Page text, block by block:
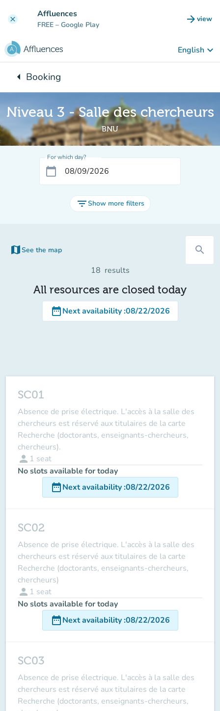
clear Affluences
FREE – Google Play arrow_forward view
(new
English keyboard_arrow_down
arrow_leftBack to:
Booking
Niveau 3 - Salle des chercheurs
BNU
For which day?
calendar_today
filter_listShow more filters
map See the map
(new tab) search
18 results
All resources are closed today
date_rangeNext availability:08/22/2026
SC01
Absence de prise électrique. L'accès à la salle des
chercheurs est réservé aux titulaires de la carte
Recherche (doctorants, enseignants-chercheurs,
chercheurs).
person 1 seat
No slots available for today
date_rangeNext availability:08/22/2026
SC02
Absence de prise électrique. L'accès à la salle des
chercheurs est réservé aux titulaires de la carte
Recherche (doctorants, enseignants-chercheurs,
chercheurs)
person 1 seat
No slots available for today
date_rangeNext availability:08/22/2026
SC03
Absence de prise électrique. L'accès à la salle des
chercheurs est réservé aux titulaires de la carte
Recherche (doctorants, enseignants-chercheurs,